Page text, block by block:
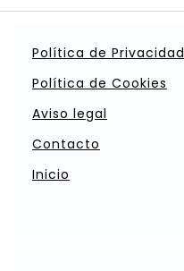
Política de Privacidad
Política de Cookies
Aviso legal
Contacto
Inicio